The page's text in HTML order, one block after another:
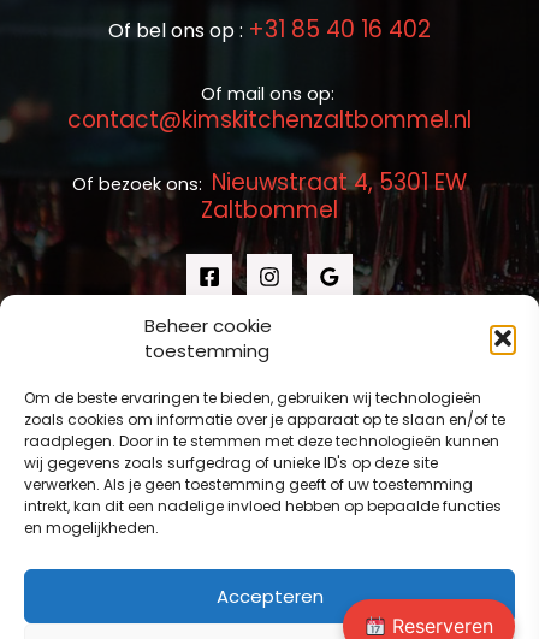
Beheer cookie
toestemming
Om de beste ervaringen te bieden, gebruiken wij technologieën
zoals cookies om informatie over je apparaat op te slaan en/of te
raadplegen. Door in te stemmen met deze technologieën kunnen
wij gegevens zoals surfgedrag of unieke ID's op deze site
verwerken. Als je geen toestemming geeft of uw toestemming
intrekt, kan dit een nadelige invloed hebben op bepaalde functies
en mogelijkheden.
Accepteren
Of bel ons op : +31 85 40 16 402
Of mail ons op:
contact@kimskitchenzaltbommel.nl
Of bezoek ons: Nieuwstraat 4, 5301 EW
Zaltbommel
Reserveren